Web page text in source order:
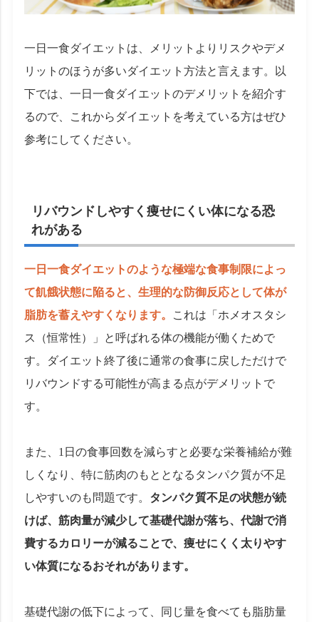
一日一食ダイエットは、メリットよりリスクやデメ
リットのほうが多いダイエット方法と言えます。以
下では、一日一食ダイエットのデメリットを紹介す
るので、これからダイエットを考えている方はぜひ
参考にしてください。
リバウンドしやすく痩せにくい体になる恐
れがある
一日一食ダイエットのような極端な食事制限によっ
て飢餓状態に陥ると、生理的な防御反応として体が
脂肪を蓄えやすくなります。 これは「ホメオスタシ
ス（恒常性）」と呼ばれる体の機能が働くためで
す。ダイエット終了後に通常の食事に戻しただけで
リバウンドする可能性が高まる点がデメリットで
す。
また、1日の食事回数を減らすと必要な栄養補給が難
しくなり、特に筋肉のもととなるタンパク質が不足
しやすいのも問題です。 タンパク質不足の状態が続
けば、筋肉量が減少して基礎代謝が落ち、代謝で消
費するカロリーが減ることで、痩せにくく太りやす
い体質になるおそれがあります。
基礎代謝の低下によって、同じ量を食べても脂肪量